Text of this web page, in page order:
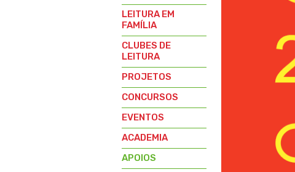
LEITURA EM
FAMÍLIA
CLUBES DE
LEITURA
PROJETOS
CONCURSOS
EVENTOS
ACADEMIA
APOIOS